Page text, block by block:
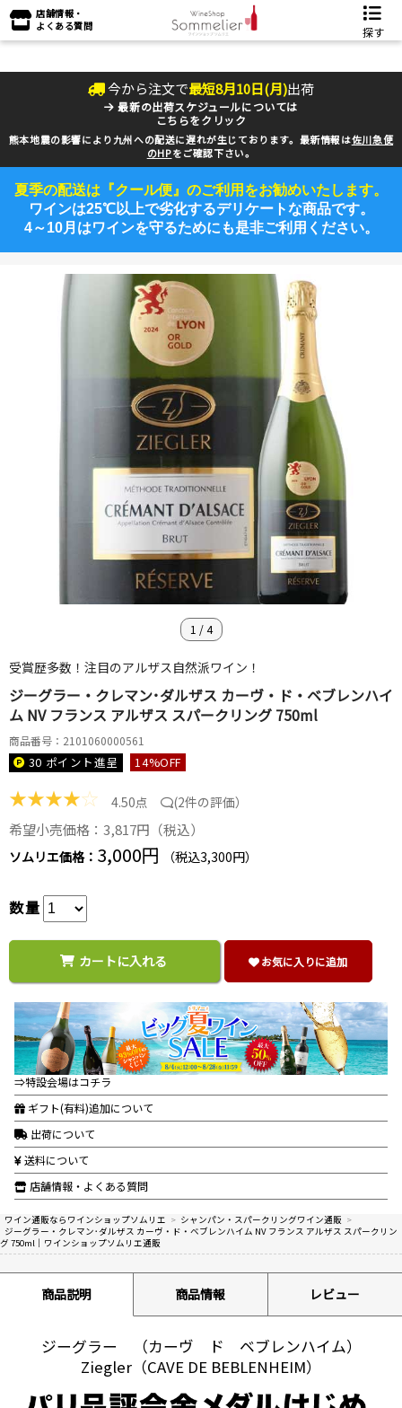
店舗情報・
よくある質問
探す
今から注文で最短8月10日(月)出荷
最新の出荷スケジュールについては
こちらをクリック
熊本地震の影響により九州への配送に遅れが生じております。最新情報は佐川急便
のHPをご確認下さい。
夏季の配送は『クール便』のご利用をお勧めいたします。
ワインは25℃以上で劣化するデリケートな商品です。
4～10月はワインを守るためにも是非ご利用ください。
1 /4
受賞歴多数！注目のアルザス自然派ワイン！
ジーグラー・クレマン･ダルザス カーヴ・ド・ベブレンハイ
ム NV フランス アルザス スパークリング 750ml
商品番号：2101060000561
30 ポイント進呈 14%OFF
★★★★☆ 4.50点 (2件の評価）
希望小売価格：3,817円（税込）
ソムリエ価格： 3,000円 （税込3,300円）
数量
カートに入れる お気に入りに追加
⇒特設会場はコチラ
ギフト(有料)追加について
出荷について
送料について
店舗情報・よくある質問
ワイン通販ならワインショップソムリエ > シャンパン・スパークリングワイン通販 >
ジーグラー・クレマン･ダルザス カーヴ・ド・ベブレンハイム NV フランス アルザス スパークリン
グ 750ml│ワインショップソムリエ通販
商品説明 商品情報 レビュー
ジーグラー （カーヴ ド ベブレンハイム）
Ziegler（CAVE DE BEBLENHEIM）